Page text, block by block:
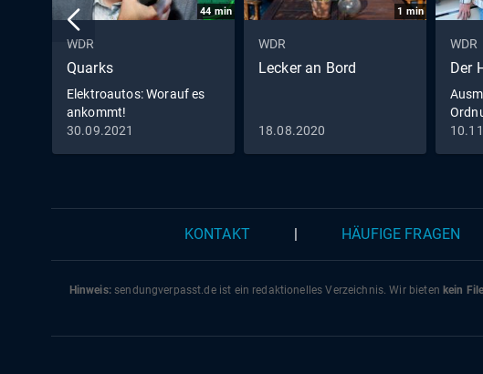
44 min
WDR
Quarks
Elektroautos: Worauf es
ankommt!
30.09.2021
1 min
WDR
Lecker an Bord
18.08.2020
WDR
Der
KONTAKT HÄUFIGE FRAGEN
Hinweis:sendungverpasst.deist ein redaktionelles Verzeichnis. Wir bieten kein